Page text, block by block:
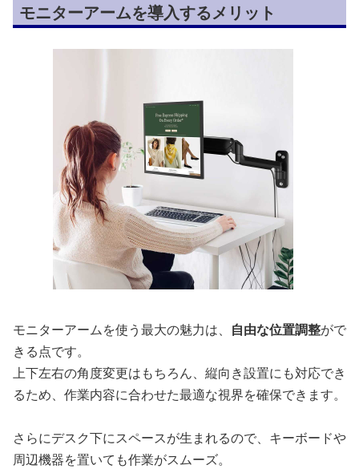
モニターアームを導入するメリット
モニターアームを使う最大の魅力は、 自由な位置調整がで
きる点です。
上下左右の角度変更はもちろん、縦向き設置にも対応でき
るため、作業内容に合わせた最適な視界を確保できます。
さらにデスク下にスペースが生まれるので、キーボードや
周辺機器を置いても作業がスムーズ。